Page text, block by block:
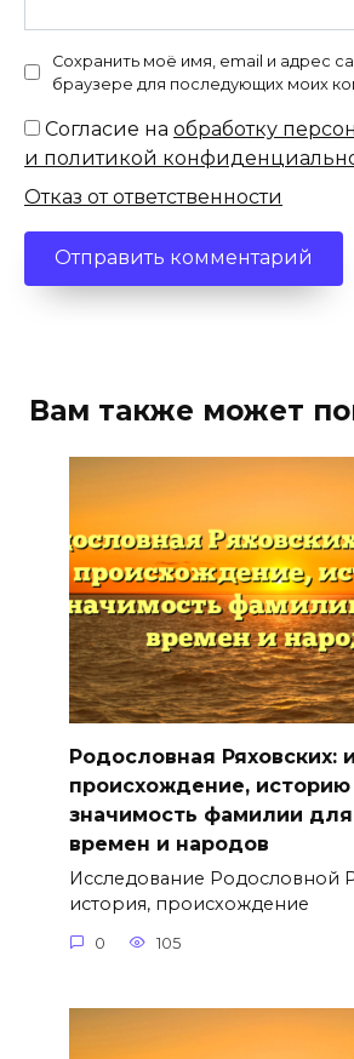
Сохранить моё имя, email и адрес
браузере для последующих моих
Согласие на обработку
и политикой
Отказ от ответственности
Вам также может
Родословная Ряховских:
происхождение, историю
значимость фамилии для
времен и народов
Исследование Родословной
история, происхождение
0 105